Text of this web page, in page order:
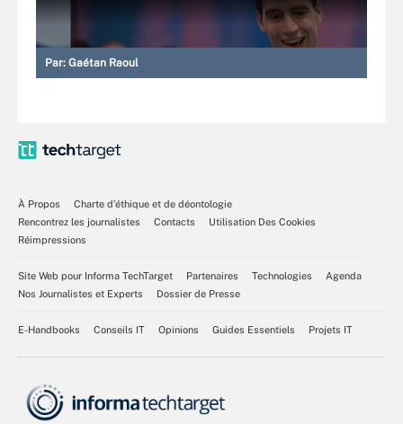
Par: Gaétan Raoul
À Propos
Charte d’éthique et de déontologie
Rencontrez les journalistes
Contacts
Utilisation Des Cookies
Réimpressions
Site Web pour Informa TechTarget Partenaires Technologies
Agenda
Nos Journalistes et Experts
Dossier de Presse
E-Handbooks Conseils IT Opinions Guides Essentiels Projets IT